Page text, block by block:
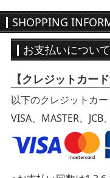
SHOPPING
お支払いについて
【クレジットカード
以下のクレジットカー
VISA、MASTER、